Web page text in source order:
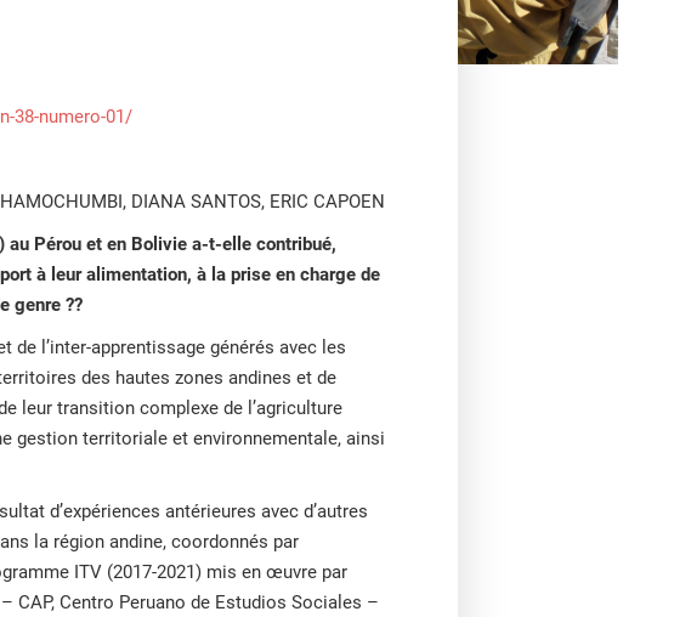
38-numero-01/
DIANA SANTOS, ERIC CAPOEN
Pérou et en Bolivie a-t-elle contribué,
à leur alimentation, à la prise en charge de
genre ??
de l’inter-apprentissage générés avec les
des hautes zones andines et de
leur transition complexe de l’agriculture
gestion territoriale et environnementale, ainsi
d’expériences antérieures avec d’autres
la région andine, coordonnés par
ITV (2017-2021) mis en œuvre par
Centro Peruano de Estudios Sociales –